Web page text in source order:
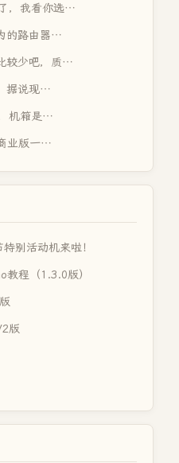
，我看你选…
的路由器…
较少吧，质…
据说现…
机箱是…
业版一…
别活动机来啦！
程（1.3.0版）
版